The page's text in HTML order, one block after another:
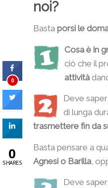
noi?
Basta porsi le
Cosa è in
ciò che il
attività
Deve
di lunga
trasmettere fin da
Basta pensare a
Agnesi o Barilla ,
Deve
0
0
SHARES